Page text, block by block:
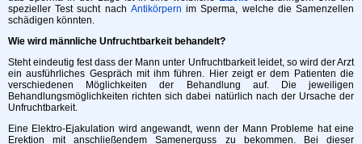
spezieller Test sucht nach Antikörpern im Sperma, welche die Samenzellen
schädigen könnten.
Wie wird männliche Unfruchtbarkeit behandelt?
Steht eindeutig fest dass der Mann unter Unfruchtbarkeit leidet, so wird der Arzt
ein ausführliches Gespräch mit ihm führen. Hier zeigt er dem Patienten die
verschiedenen Möglichkeiten der Behandlung auf. Die jeweiligen
Behandlungsmöglichkeiten richten sich dabei natürlich nach der Ursache der
Unfruchtbarkeit.
Eine Elektro-Ejakulation wird angewandt, wenn der Mann Probleme hat eine
Erektion mit anschließendem Samenerguss zu bekommen. Bei dieser